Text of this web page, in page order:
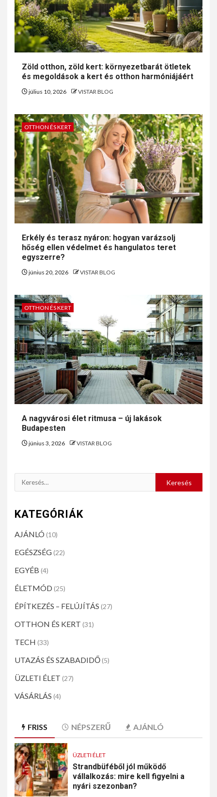
Zöld otthon, zöld kert: környezetbarát ötletek
és megoldások a kert és otthon harmóniájáért
július 10, 2026 VISTAR BLOG
OTTHON ÉS KERT
Erkély és terasz nyáron: hogyan varázsolj
hőség ellen védelmet és hangulatos teret
egyszerre?
június 20, 2026 VISTAR BLOG
OTTHON ÉS KERT
A nagyvárosi élet ritmusa – új lakások
Budapesten
június 3, 2026 VISTAR BLOG
KATEGÓRIÁK
AJÁNLÓ (10)
EGÉSZSÉG(22)
EGYÉB (4)
ÉLETMÓD (25)
ÉPÍTKEZÉS – FELÚJÍTÁS (27)
OTTHON ÉS KERT (31)
TECH (33)
UTAZÁS ÉS SZABADIDŐ(5)
ÜZLETI ÉLET (27)
VÁSÁRLÁS (4)
FRISS NÉPSZERŰ AJÁNLÓ
ÜZLETI ÉLET
Strandbüféből jól működő
vállalkozás: mire kell figyelni a
nyári szezonban?